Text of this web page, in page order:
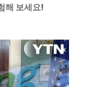
해 보세요!